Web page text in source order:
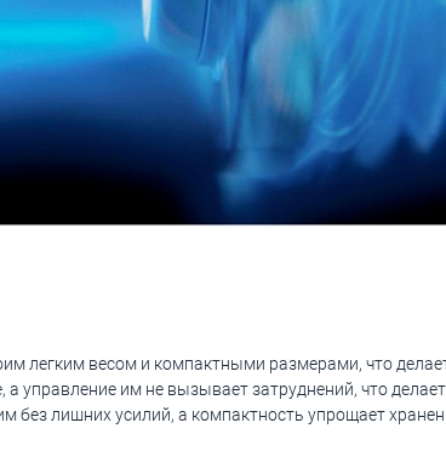
легким весом и компактными размерами, что
управление им не вызывает затруднений, что
без лишних усилий, а компактность упрощает